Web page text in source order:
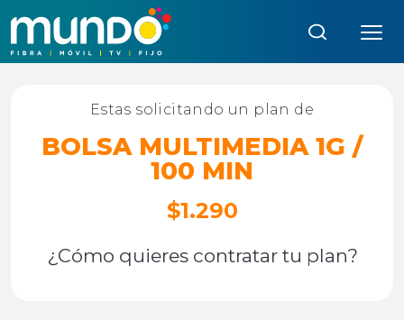
Estas solicitando un plan de
BOLSA MULTIMEDIA 1G /
100 MIN
$1.290
¿Cómo quieres contratar tu plan?